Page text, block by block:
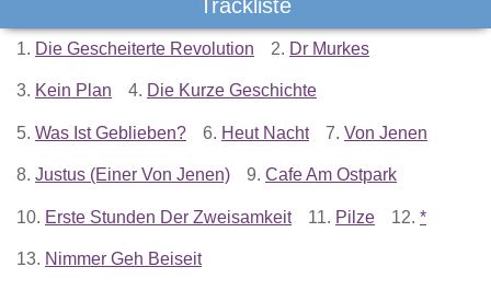
Trackliste
1. Die Gescheiterte Revolution 2. Dr Murkes
3. Kein Plan 4. Die Kurze Geschichte
5. Was Ist Geblieben? 6. Heut Nacht 7. Von Jenen
8. Justus (Einer Von Jenen) 9. Cafe Am Ostpark
10. Erste Stunden Der Zweisamkeit 11. Pilze 12. *
13. Nimmer Geh Beiseit